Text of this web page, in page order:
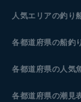
人気エリアの釣り
各都道府県の船釣
各都道府県の人気
各都道府県の潮見